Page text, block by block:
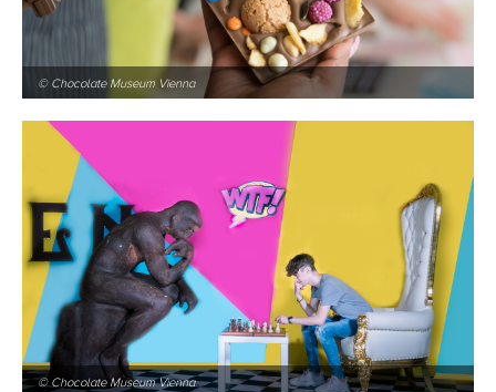
© Chocolate Museum Vienna
© Chocolate Museum Vienna